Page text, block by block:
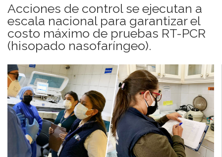
Acciones de control se ejecutan a
escala nacional para garantizar el
costo máximo de pruebas RT-PCR
(hisopado nasofaríngeo).